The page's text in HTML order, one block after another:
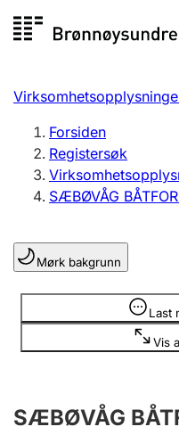
Registersøk
Aksjeselskap
Enkeltpersonforetak
Registrere, endre,
Lag og forening
Registrere, endre,
Årsregnskap
Forsiden
Registersøk
SÆBØVÅG
Mørk bakgrunn
Last
Vis
Opplysninger er skjult
SÆBØVÅG